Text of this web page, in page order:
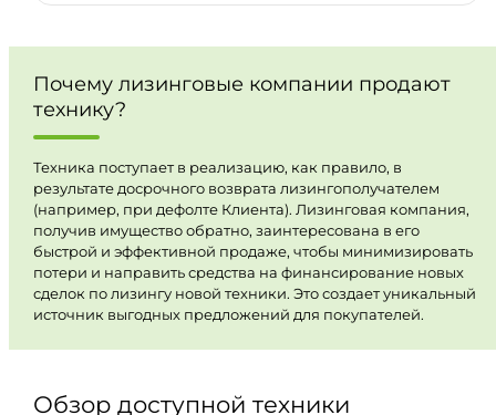
Почему лизинговые компании продают
технику?
Техника поступает в реализацию, как правило, в
результате досрочного возврата лизингополучателем
(например, при дефолте Клиента). Лизинговая компания,
получив имущество обратно, заинтересована в его
быстрой и эффективной продаже, чтобы минимизировать
потери и направить средства на финансирование новых
сделок по лизингу новой техники. Это создает уникальный
источник выгодных предложений для покупателей.
Обзор доступной техники